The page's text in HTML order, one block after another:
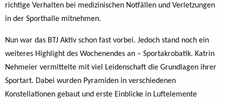
richtige Verhalten bei medizinischen Notfällen und Verletzungen
in der Sporthalle mitnehmen.
Nun war das BTJ Aktiv schon fast vorbei. Jedoch stand noch ein
weiteres Highlight des Wochenendes an – Sportakrobatik. Katrin
Nehmeier vermittelte mit viel Leidenschaft die Grundlagen ihrer
Sportart. Dabei wurden Pyramiden in verschiedenen
Konstellationen gebaut und erste Einblicke in Luftelemente